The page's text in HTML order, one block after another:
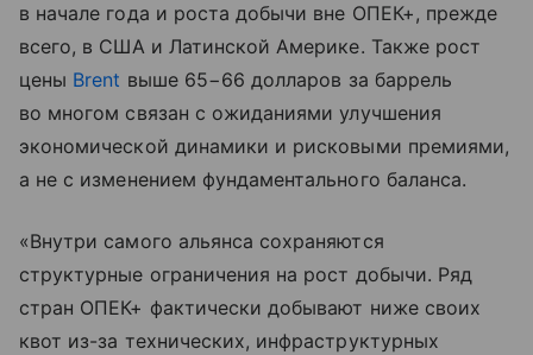
в начале года и роста добычи вне ОПЕК+, прежде
всего, в США и Латинской Америке. Также рост
цены Brent выше 65−66 долларов за баррель
во многом связан с ожиданиями улучшения
экономической динамики и рисковыми премиями,
а не с изменением фундаментального баланса.
«Внутри самого альянса сохраняются
структурные ограничения на рост добычи. Ряд
стран ОПЕК+ фактически добывают ниже своих
квот из-за технических, инфраструктурных